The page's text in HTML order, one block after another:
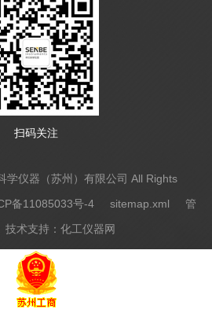
扫码关注
学仪器（苏州）有限公司 All Rights
备11085033号-4 sitemap.xml
管
术支持： 化工仪器网